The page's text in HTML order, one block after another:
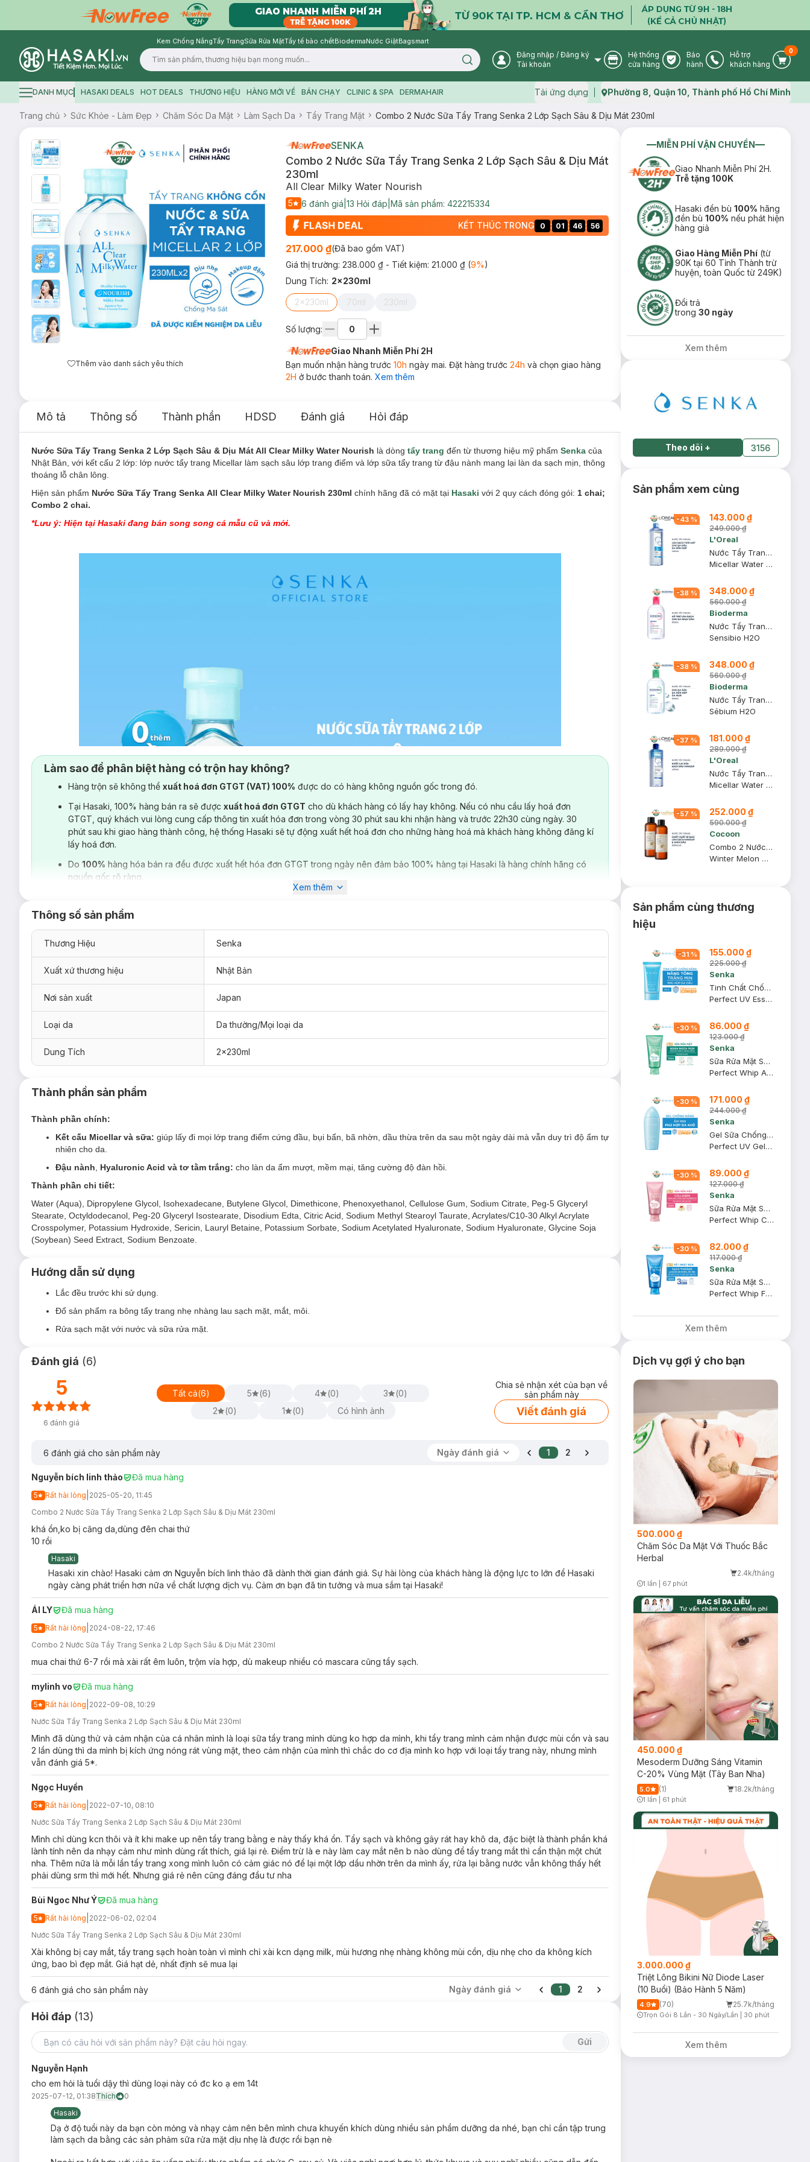
Kem Chống NắngTẩy TrangSữa Rửa MặtTẩy tế bào chếtBiodermaNước GiặtBagsmart
Logo
Search icon User Icon
Đăng nhập / Đăng ký
Tài khoản
Store Icon
Hệ thống
cửa hàng
Warranty Icon
Bảo
hành
Phone Icon
Hỗ trợ
khách hàng
Cart
0
Hamburger icon
DANH MỤC HASAKI DEALS HOT DEALS THƯƠNG HIỆU HÀNG MỚI VỀ BÁN CHẠY CLINIC & SPA DERMAHAIR Tải ứng dụng Map icon
Phường 8, Quận 10, Thành phố Hồ Chí Minh
Trang chủ Sức Khỏe - Làm Đẹp Chăm Sóc Da Mặt Làm Sạch Da Tẩy Trang Mặt Combo 2 Nước Sữa Tẩy Trang Senka 2 Lớp Sạch Sâu & Dịu Mát 230ml
Thêm vào danh sách yêu thích
SENKA
Combo 2 Nước Sữa Tẩy Trang Senka 2 Lớp Sạch Sâu & Dịu Mát
230ml
All Clear Milky Water Nourish
5 6 đánh giá 13 Hỏi đáp Mã sản phẩm: 422215334
KẾT THÚC TRONG 0 : 01 : 46 : 55
217.000 ₫(Đã bao gồm VAT)
Giá thị trường: 238.000 ₫ - Tiết kiệm: 21.000 ₫(9%)
Dung Tích: 2x230ml
2x230ml 70ml 230ml
Số lượng:
Giao Nhanh Miễn Phí 2H
Bạn muốn nhận hàng trước 10h ngày mai. Đặt hàng trước 24h và chọn giao hàng
2H ở bước thanh toán. Xem thêm
Mô tả Thông số Thành phần HDSD Đánh giá Hỏi đáp
Nước Sữa Tẩy Trang Senka 2 Lớp Sạch Sâu & Dịu Mát All Clear Milky Water Nourish là dòng tẩy trang đến từ thương hiệu mỹ phẩm Senka của
Nhật Bản, với kết cấu 2 lớp: lớp nước tẩy trang Micellar làm sạch sâu lớp trang điểm và lớp sữa tẩy trang từ đậu nành mang lại làn da sạch mịn, thông
thoáng lỗ chân lông.
Hiện sản phẩm Nước Sữa Tẩy Trang Senka All Clear Milky Water Nourish 230ml chính hãng đã có mặt tại Hasaki với 2 quy cách đóng gói: 1 chai;
Combo 2 chai.
*Lưu ý: Hiện tại Hasaki đang bán song song cả mẫu cũ và mới.
Nước Sữa Tẩy Trang Senka All Clear Milky Water Nourish phù hợp với loại da nào?
Sản phẩm phù hợp với mọi loại da kể cả da nhạy cảm.
Đối tượng sử dụng Nước Sữa Tẩy Trang Senka All Clear Milky Water Nourish:
Thường xuyên trang điểm mỗi ngày.
Tiếp xúc nhiều với môi trường ô nhiễm, khói bụi.
Kết cấu độc đáo kết hợp
giúp lấy đi mọi lớp trang điểm cứng đầu, bụi bẩn, bã nhờn, dầu thừa trên da sau một ngày dài mà vẫn
duy trì độ ẩm tự nhiên cho da.
Thành phần từđậu nành, gấp đôi Hyaluronic Acid và tơ tằm trắngcho làn da ẩm mượt, mềm mại, tăng cường độ đàn hồi.
Làn da được làm sạch thoáng, không gây bít tắc lỗ chân lông, không gây nhờn rít, khó chịu.
Độ an toàn:
Không cồn
Không màu
Không mùi
Hướng dẫn bảo quản Nước Sữa Tẩy Trang Senka All Clear Milky Water Nourish:
Nơi khô ráo thoáng mát.
Tránh ánh nắng trực tiếp, nơi có nhiệt độ cao hoặc ẩm ướt.
Lưu ý:
Hạn sử dụng:
03 năm kể từ ngày sản xuất.
Làm sao để phân biệt hàng có trộn hay không?
Hàng trộn sẽ không thể xuất hoá đơn GTGT (VAT) 100% được do có hàng không nguồn gốc trong đó.
Tại Hasaki, 100% hàng bán ra sẽ được xuất hoá đơn GTGT cho dù khách hàng có lấy hay không. Nếu có nhu cầu lấy hoá đơn
GTGT, quý khách vui lòng cung cấp thông tin xuất hóa đơn trong vòng 30 phút sau khi nhận hàng và trước 22h30 cùng ngày. 30
phút sau khi giao hàng thành công, hệ thống Hasaki sẽ tự động xuất hết hoá đơn cho những hàng hoá mà khách hàng không đăng kí
lấy hoá đơn.
Do 100% hàng hóa bán ra đều được xuất hết hóa đơn GTGT trong ngày nên đảm bảo 100% hàng tại Hasaki là hàng chính hãng có
nguồn gốc rõ ràng.
Xem thêm
Thông số sản phẩm
Thương Hiệu Senka
Xuất xứ thương hiệu Nhật Bản
Nơi sản xuất Japan
Loại da Da thường/Mọi loại da
Dung Tích 2x230ml
Thành phần sản phẩm
Thành phần chính:
Kết cấu Micellar và sữa: giúp lấy đi mọi lớp trang điểm cứng đầu, bụi bẩn, bã nhờn, dầu thừa trên da sau một ngày dài mà vẫn duy trì độ ẩm tự
nhiên cho da.
Đậu nành
Hyaluronic Acid và tơ tằm trắng: cho làn da ẩm mượt, mềm mại, tăng cường độ đàn hồi.
Thành phần chi tiết:
Water (Aqua), Dipropylene Glycol, Isohexadecane, Butylene Glycol, Dimethicone, Phenoxyethanol, Cellulose Gum, Sodium Citrate, Peg-5 Glyceryl
Stearate, Octyldodecanol, Peg-20 Glyceryl Isostearate, Disodium Edta, Citric Acid, Sodium Methyl Stearoyl Taurate, Acrylates/C10-30 Alkyl Acrylate
Crosspolymer, Potassium Hydroxide, Sericin, Lauryl Betaine, Potassium Sorbate, Sodium Acetylated Hyaluronate, Sodium Hyaluronate, Glycine Soja
(Soybean) Seed Extract, Sodium Benzoate.
Hướng dẫn sử dụng
Lắc đều trước khi sử dụng.
Đổ sản phẩm ra bông tẩy trang nhẹ nhàng lau sạch mặt, mắt, môi.
Rửa sạch mặt với nước và sữa rửa mặt.
Đánh giá (6)
5
6 đánh giá
Tất cả(6) 5 (6) 4 (0) 3 (0)
2
(0) 1 (0) Có hình ảnh
Chia sẻ nhận xét của bạn về
sản phẩm này
Viết đánh giá
6 đánh giá cho sản phẩm này Ngày đánh giá 1 2
Nguyễn bích linh thảo Đã mua hàng
5 Rất hài lòng 2025-05-20, 11:45
Combo 2 Nước Sữa Tẩy Trang Senka 2 Lớp Sạch Sâu & Dịu Mát 230ml
khá ổn,ko bị căng da,dùng đên chai thứ
10 rồi
Hasaki
Hasaki xin chào! Hasaki cảm ơn Nguyễn bích linh thảo đã dành thời gian đánh giá. Sự hài lòng của khách hàng là động lực to lớn để Hasaki
ngày càng phát triển hơn nữa về chất lượng dịch vụ. Cảm ơn bạn đã tin tưởng và mua sắm tại Hasaki!
ÁI LY Đã mua hàng
5 Rất hài lòng 2024-08-22, 17:46
Combo 2 Nước Sữa Tẩy Trang Senka 2 Lớp Sạch Sâu & Dịu Mát 230ml
mua chai thứ 6-7 rồi mà xài rất êm luôn, trộm vía hợp, dù makeup nhiều có mascara cũng tẩy sạch.
mylinh vo Đã mua hàng
5 Rất hài lòng 2022-09-08, 10:29
Nước Sữa Tẩy Trang Senka 2 Lớp Sạch Sâu & Dịu Mát 230ml
Mình đã dùng thử và cảm nhận của cá nhân mình là loại sữa tẩy trang mình dùng ko hợp da mình, khi tẩy trang mình cảm nhận được mùi cồn và sau
2 lần dùng thì da mình bị kích ứng nóng rát vùng mặt, theo cảm nhận của mình thì chắc do cơ địa mình ko hợp với loại tẩy trang này, nhưng mình
vẫn đánh giá 5*.
Ngọc Huyền
5 Rất hài lòng 2022-07-10, 08:10
Nước Sữa Tẩy Trang Senka 2 Lớp Sạch Sâu & Dịu Mát 230ml
Mình chỉ dùng kcn thôi và ít khi make up nên tẩy trang bằng e này thấy khá ổn. Tẩy sạch và không gây rát hay khô da, đặc biệt là thành phần khá
lành tính nên da nhạy cảm như mình dùng rất thích, giá lại rẻ. Điểm trừ là e này làm cay mắt nên b nào dùng để tẩy trang mắt thì cẩn thận một chút
nha. Thêm nữa là mỗi lần tẩy trang xong mình luôn có cảm giác nó để lại một lớp dầu nhờn trên da mình ấy, rửa lại bằng nước vẫn không thấy hết
phải dùng srm thì mới hết. Nhưng giá rẻ nên cũng đáng đầu tư nha
Bùi Ngoc Như Ý Đã mua hàng
5 Rất hài lòng 2022-06-02, 02:04
Nước Sữa Tẩy Trang Senka 2 Lớp Sạch Sâu & Dịu Mát 230ml
Xài không bị cay mắt, tẩy trang sạch hoàn toàn vì mình chỉ xài kcn dạng milk, mùi hương nhẹ nhàng không mùi cồn, dịu nhẹ cho da không kích
ứng, bao bì đẹp mắt. Giá hạt dẻ, nhất định sẽ mua lại
6 đánh giá cho sản phẩm này Ngày đánh giá 1 2
Hỏi đáp (13)
Gửi
Nguyễn Hạnh
cho em hỏi là tuổi dậy thì dùng loại này có đc ko ạ em 14t
2025-07-12, 01:38Thích
0
Hasaki
Dạ ở độ tuổi này da bạn còn mỏng và nhạy cảm nên bên mình chưa khuyến khích dùng nhiều sản phẩm dưỡng da nhé, bạn chỉ cần tập trung
làm sạch da bằng các sản phảm sữa rửa mặt dịu nhẹ là được rồi bạn nè
MIỄN PHÍ VẬN CHUYỂN
Giao Nhanh Miễn Phí 2H.
Trễ tặng 100K
Hasaki đền bù100% hãng
đền bù100% nếu phát hiện
hàng giả
Giao Hàng Miễn Phí (từ
90K tại 60 Tỉnh Thành trừ
huyện, toàn Quốc từ 249K)
Đổi trả
trong30 ngày
Xem thêm
Theo dõi + 3156
Sản phẩm xem cùng
-43% 143.000 ₫
249.000 ₫
L'Oreal
Nước Tẩy Trang L'Oreal Tươi Mát Cho Da Dầu, Hỗn Hợp 400ml
Micellar Water 3-in-1 Refreshing Even For Sensitive Skin
-38 % 348.000 ₫
560.000 ₫
Bioderma
Nước Tẩy Trang Bioderma Dành Cho Da Nhạy Cảm 500ml
Sensibio H2O
-38 % 348.000 ₫
560.000 ₫
Bioderma
Nước Tẩy Trang Bioderma Dành Cho Da Dầu & Hỗn Hợp 500ml
Sébium H2O
-37% 181.000 ₫
289.000 ₫
L'Oreal
Nước Tẩy Trang L'Oreal Làm Sạch Sâu Trang Điểm 400ml
Micellar Water 3-in-1 Deep Cleansing Even For Sensitive Skin
-57 % 252.000 ₫
590.000 ₫
Cocoon
Combo 2 Nước Tẩy Trang Bí Đao Cocoon Làm Sạch & Giảm Dầu 500ml
Winter Melon Micellar Water
Sản phẩm cùng thương
hiệu
-31 % 155.000 ₫
225.000 ₫
Senka
Tinh Chất Chống Nắng Senka Nâng Tông Sáng Mượt Da Dầu 50g
Perfect UV Essence SPF50+ PA++++
-30 % 86.000 ₫
123.000 ₫
Senka
Sữa Rửa Mặt Senka Dành Cho Da Mụn 100g
Perfect Whip Acne Care
-30 % 171.000 ₫
244.000 ₫
Senka
Gel Sữa Chống Nắng Senka Ẩm Mượt Cho Da Khô 80g
Perfect UV Gel SPF50+ PA++++
-30 % 89.000 ₫
127.000 ₫
Senka
Sữa Rửa Mặt Senka Tạo Bọt Bổ Sung Collagen 120g
Perfect Whip Collagen In
-30 % 82.000 ₫
117.000 ₫
Senka
Sữa Rửa Mặt Senka Tạo Bọt Chiết Xuất Tơ Tằm Trắng 120g
Perfect Whip Facial Foam Wash
Xem thêm
Dịch vụ gợi ý cho bạn
500.000 ₫
Chăm Sóc Da Mặt Với Thuốc Bắc
Herbal
2.4k/tháng
1 lần 67 phút
450.000 ₫
Mesoderm Dưỡng Sáng Vitamin
C-20% Vùng Mặt (Tây Ban Nha)
5.0 (1) 18.2k/tháng
Timer Gray Icon
1 lần 61 phút
3.000.000 ₫
Triệt Lông Bikini Nữ Diode Laser
(10 Buổi) (Bảo Hành 5 Năm)
4.9 (70) 25.7k/tháng
Trọn Gói 8 Lần - 30 Ngày/Lần 30 phút
Xem thêm